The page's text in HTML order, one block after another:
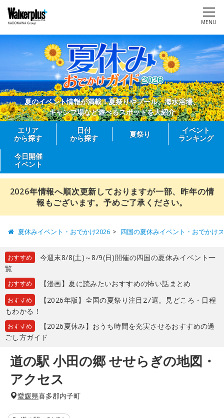
MENU
夏のイベント情報が満載！夏祭りやプール、海水浴場、
キャンプ場など遊べるスポットを大紹介
エリア
から探す
日付
から探す
夏祭り
イベント
ランキング
今日開催
イベント
2026年情報へ順次更新しておりますが一部、昨年の情
報もございます。予めご了承ください。
夏休みイベント・おでかけ2026 四国の夏休みイベント・おでかけ
おすすめ
今週末8/8(土)～8/9(日)開催の四国の夏休みイベント一
覧
おすすめ 【漫画】夏に読みたいおすすめの怖い話まとめ
おすすめ
【2026年版】全国の夏祭り注目27選。見どころ・日程
もわかる！
おすすめ
【2026夏休み】おうち時間を充実させるおすすめの過
ごし方ガイド
道の駅 小田の郷 せせらぎの地図・
アクセス
愛媛県喜多郡内子町